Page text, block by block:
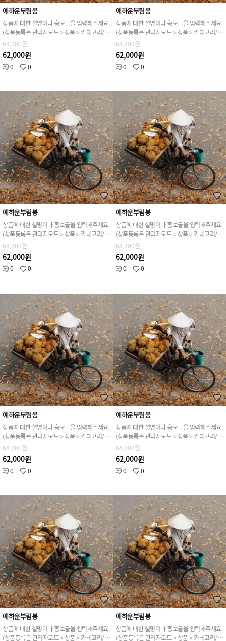
예하운부림봉
상품에 대한 설명이나 홍보글을 입력해주세요.
(상품등록은 관리자모드 > 상품 > 카테고리/상품관리 > 상품등록 가능)
68,200원
62,000원
0 0
예하운부림봉
상품에 대한 설명이나 홍보글을 입력해주세요.
(상품등록은 관리자모드 > 상품 > 카테고리/상품관리 > 상품등록 가능)
68,200원
62,000원
0 0
예하운부림봉
상품에 대한 설명이나 홍보글을 입력해주세요.
(상품등록은 관리자모드 > 상품 > 카테고리/상품관리 > 상품등록 가능)
68,200원
62,000원
0 0
예하운부림봉
상품에 대한 설명이나 홍보글을 입력해주세요.
(상품등록은 관리자모드 > 상품 > 카테고리/상품관리 > 상품등록 가능)
68,200원
62,000원
0 0
예하운부림봉
상품에 대한 설명이나 홍보글을 입력해주세요.
(상품등록은 관리자모드 > 상품 > 카테고리/상품관리 > 상품등록 가능)
68,200원
62,000원
0 0
예하운부림봉
상품에 대한 설명이나 홍보글을 입력해주세요.
(상품등록은 관리자모드 > 상품 > 카테고리/상품관리 > 상품등록 가능)
68,200원
62,000원
0 0
예하운부림봉
상품에 대한 설명이나 홍보글을 입력해주세요.
(상품등록은 관리자모드 > 상품 > 카테고리/상품관리 > 상품등록 가능)
예하운부림봉
상품에 대한 설명이나 홍보글을 입력해주세요.
(상품등록은 관리자모드 > 상품 > 카테고리/상품관리 > 상품등록 가능)